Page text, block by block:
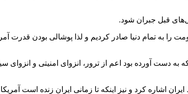
قبل جبران شود.
را به تمام دنیا صادر کردیم و لذا پوشالی بودن قدرت
که به دست آورده بود اعم از ترور، انزوای امنیتی و
اشاره کرد و نیز اینکه تا زمانی ایران زنده است